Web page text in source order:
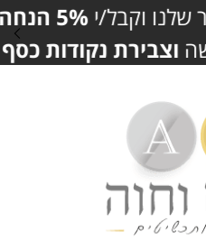
י5% הנחה
נוספים
נקודות כסף